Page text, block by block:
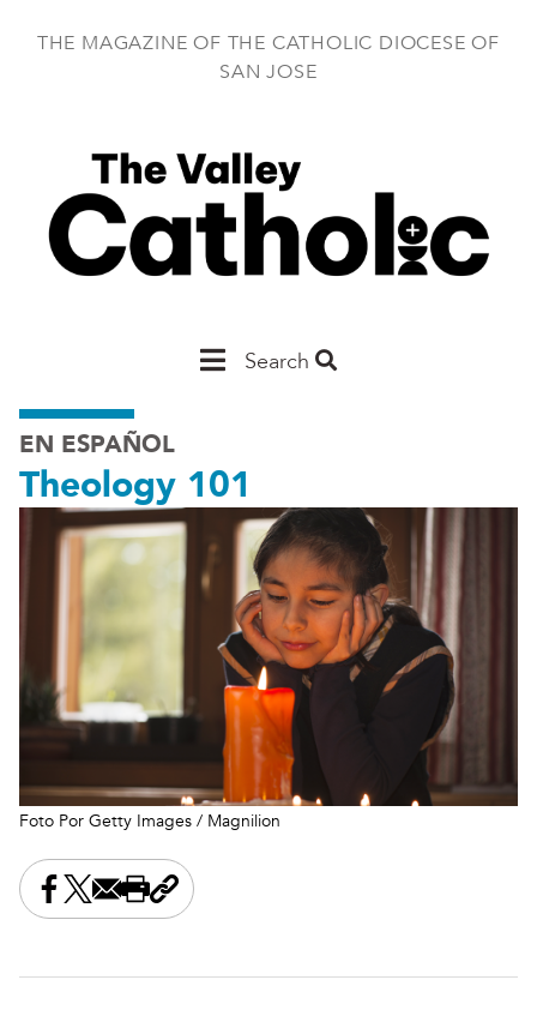
THE MAGAZINE OF THE CATHOLIC DIOCESE OF
SAN JOSE
MainSearch
EN ESPAÑOL
Theology 101
Foto Por Getty Images / Magnilion
Share this on Facebook
Share this on X
Share this by email
Print this page
Copy the page address